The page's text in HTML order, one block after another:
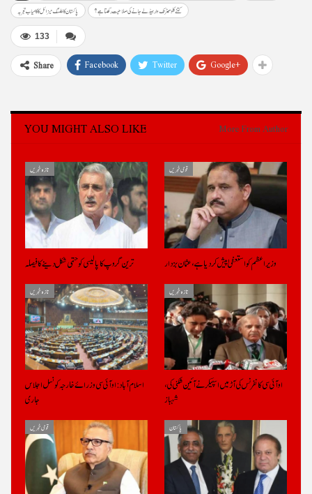
پاکستان کا بیلسٹک میزائل کا کامیاب تجربہ
کتنے کلومیٹر تک وار ہیڈ لے جانے کی صلاحیت رکھتا ہے ؟
133
Share Facebook Twitter Google+
YOU MIGHT ALSO LIKE More From Author
تازہ خبریں
ترین گروپ کا پالیسی کو حتمی شکل دینے کا فیصلہ
قومی خبریں
وزیراعظم کو استعفیٰ پیش کر دیا ہے، عثمان بزدار
تازہ خبریں
اسلام آباد: او آئی سی وزرائے خارجہ کونسل اجلاس
جاری
تازہ خبریں
او آئی سی کانفرنس کی آڑ میں اسپیکر نے آئین شکنی کی،
شہباز
قومی خبریں پاکستان